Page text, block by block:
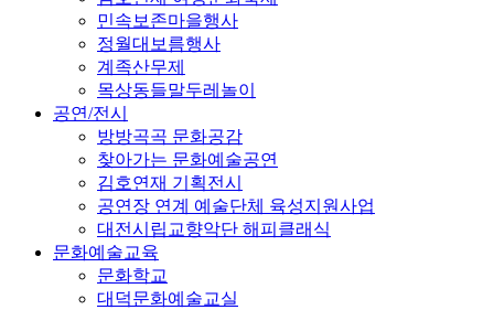
민속보존마을행사
정월대보름행사
계족산무제
목상동들말두레놀이
공연/전시
방방곡곡 문화공감
찾아가는 문화예술공연
김호연재 기획전시
공연장 연계 예술단체 육성지원사업
대전시립교향악단 해피클래식
문화예술교육
문화학교
대덕문화예술교실